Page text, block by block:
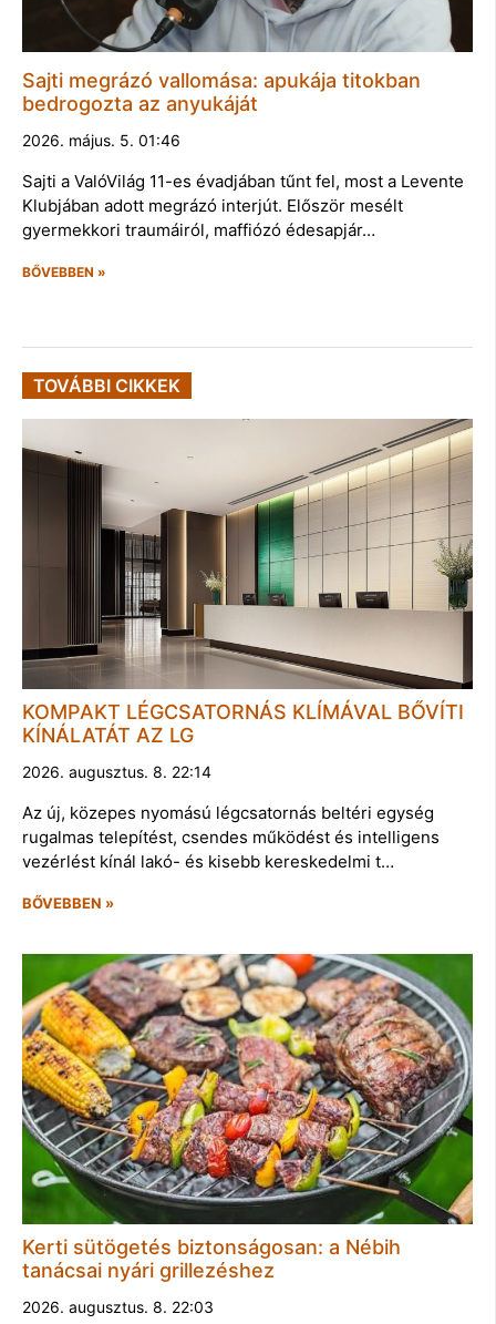
Sajti megrázó vallomása: apukája titokban
bedrogozta az anyukáját
2026. május. 5. 01:46
Sajti a ValóVilág 11-es évadjában tűnt fel, most a Levente
Klubjában adott megrázó interjút. Először mesélt
gyermekkori traumáiról, maffiózó édesapjár…
BŐVEBBEN »
TOVÁBBI CIKKEK
KOMPAKT LÉGCSATORNÁS KLÍMÁVAL BŐVÍTI
KÍNÁLATÁT AZ LG
2026. augusztus. 8. 22:14
Az új, közepes nyomású légcsatornás beltéri egység
rugalmas telepítést, csendes működést és intelligens
vezérlést kínál lakó- és kisebb kereskedelmi t…
BŐVEBBEN »
Kerti sütögetés biztonságosan: a Nébih
tanácsai nyári grillezéshez
2026. augusztus. 8. 22:03